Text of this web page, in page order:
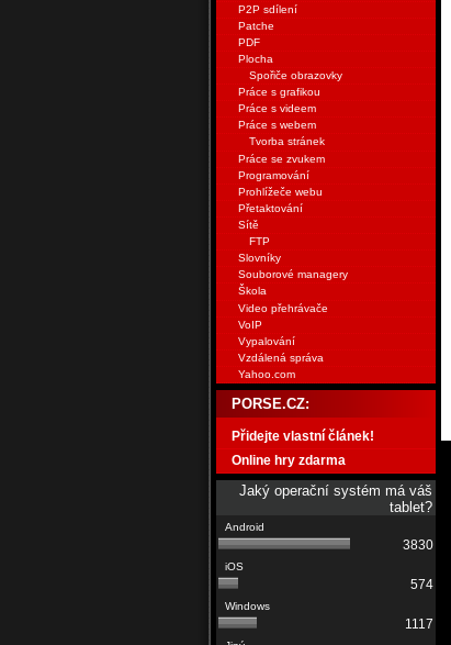
P2P sdílení
Patche
PDF
Plocha
Spořiče obrazovky
Práce s grafikou
Práce s videem
Práce s webem
Tvorba stránek
Práce se zvukem
Programování
Prohlížeče webu
Přetaktování
Sítě
FTP
Slovníky
Souborové managery
Škola
Video přehrávače
VoIP
Vypalování
Vzdálená správa
Yahoo.com
PORSE.CZ:
Přidejte vlastní článek!
Online hry zdarma
Jaký operační systém má váš
tablet?
3830
574
1117